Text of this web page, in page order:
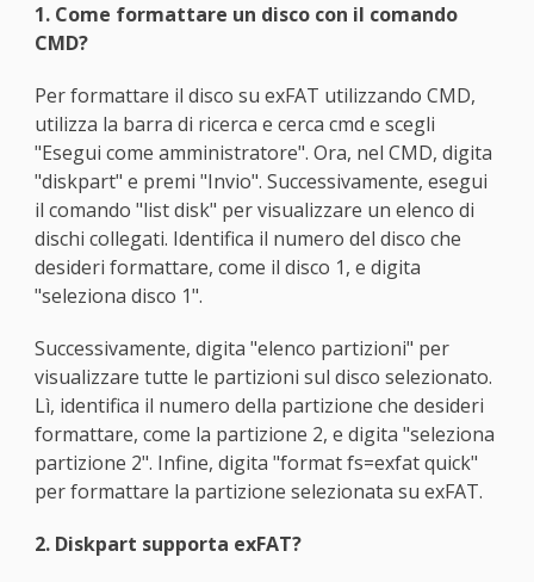
1. Come formattare un disco con il comando
CMD?
Per formattare il disco su exFAT utilizzando CMD,
utilizza la barra di ricerca e cerca cmd e scegli
"Esegui come amministratore". Ora, nel CMD, digita
"diskpart" e premi "Invio". Successivamente, esegui
il comando "list disk" per visualizzare un elenco di
dischi collegati. Identifica il numero del disco che
desideri formattare, come il disco 1, e digita
"seleziona disco 1".
Successivamente, digita "elenco partizioni" per
visualizzare tutte le partizioni sul disco selezionato.
Lì, identifica il numero della partizione che desideri
formattare, come la partizione 2, e digita "seleziona
partizione 2". Infine, digita "format fs=exfat quick"
per formattare la partizione selezionata su exFAT.
2. Diskpart supporta exFAT?